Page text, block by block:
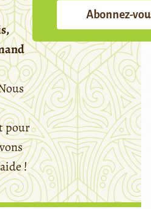
pour
!
Abonnez-